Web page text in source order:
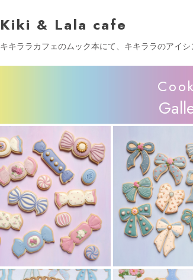
Kiki & Lala cafe
キキララカフェのムック本にて、キキララのアイ